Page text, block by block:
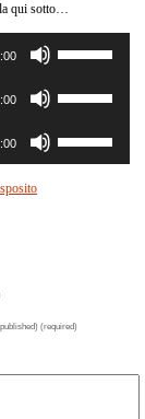
qui sotto…
il
(required)